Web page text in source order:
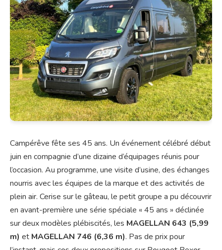
Campérêve fête ses 45 ans. Un événement célébré début
juin en compagnie d’une dizaine d’équipages réunis pour
l’occasion. Au programme, une visite d’usine, des échanges
nourris avec les équipes de la marque et des activités de
plein air. Cerise sur le gâteau, le petit groupe a pu découvrir
en avant-première une série spéciale « 45 ans » déclinée
sur deux modèles plébiscités, les MAGELLAN 643 (5,99
m) et MAGELLAN 746 (6,36 m). Pas de prix pour